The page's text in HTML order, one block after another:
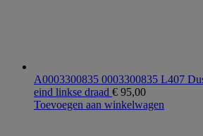
A0003300835 0003300835 L407
eind linkse draad € 95,00
Toevoegen aan winkelwagen